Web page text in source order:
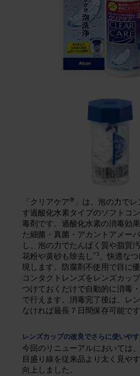
「クリアケア® 」は、泡の力で
す過酸化水素タイプのソフトコ
毒剤です。過酸化水素の消毒効
た細菌・真菌・アカントアメー
し、泡の力でたんぱく質や脂質
花粉や黄砂も除去し *3、快適な
現します。防腐剤不使用で目に
コンタクトレンズをレンズカッ
つけておくだけで自動的に消毒
で行えます。消毒完了後は、レ
なければ最長７日間保存可能です
レンズカップの改良でさらに使いやす
今回のリニューアルにおいては
目盛り線を従来品より太く見や
向上しました。